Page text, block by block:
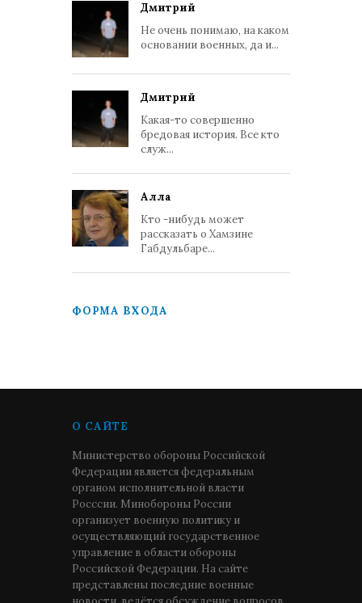
Дмитрий
Не очень понимаю, на каком
основании военных, да и...
Дмитрий
Какая-то совершенно
бредовая история. Все кто
служ...
Алла
Кто -нибудь может
рассказать о Хамзине
Габдульбаре...
ФОРМА ВХОДА
О САЙТЕ
Министерство обороны Российской
Федерации является федеральным
органом исполнительной власти
Росссии. Минобороны России
организует военную политику и
осуществляющий государственное
управление в области обороны
Российской Федерации. На сайте
представлены последние военные